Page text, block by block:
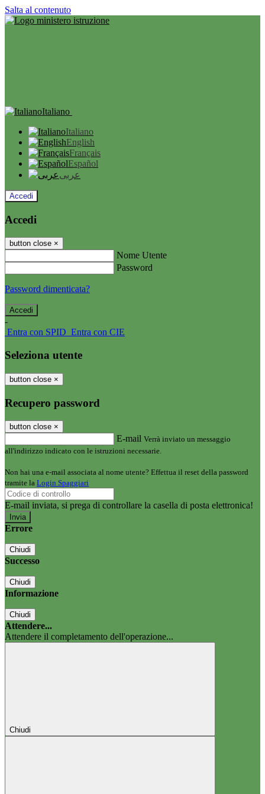
Salta al contenuto
Italiano
Italiano
English
Français
Español
عربى
Accedi
Accedi
button close ×
Nome Utente
Password
Password dimenticata?
-
Entra con SPID Entra con CIE
Seleziona utente
button close ×
Recupero password
button close ×
E-mail Verrà inviato un messaggio
all'indirizzo indicato con le istruzioni necessarie.
Non hai una e-mail associata al nome utente? Effettua il reset della password
tramite la Login Spaggiari
E-mail inviata, si prega di controllare la casella di posta elettronica!
Errore
Chiudi
Successo
Chiudi
Informazione
Chiudi
Attendere...
Attendere il completamento dell'operazione...
Chiudi